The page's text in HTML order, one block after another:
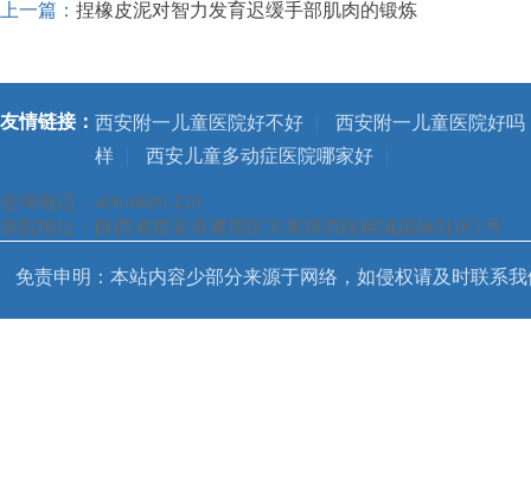
上一篇： 捏橡皮泥对智力发育迟缓手部肌肉的锻炼
友情链接： 西安附一儿童医院好不好 |
西安附一儿童医院好吗
样
| 西安儿童多动症医院哪家好 |
咨询电话：400-8699-120
医院地址：陕西省西安市雁塔区大寨路西段铭城国际社区1号
免责申明：本站内容少部分来源于网络，如侵权请及时联系